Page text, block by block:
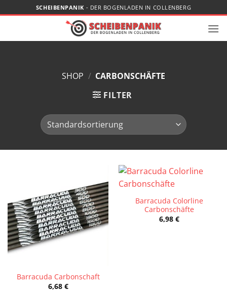
Inhalt
SCHEIBENPANIK - DER BOGENLADEN IN COLLENBERG
SHOP / CARBONSCHÄFTE
FILTER
Barracuda Carbonschaft
6,68 €
Barracuda Colorline
Carbonschäfte
6,98 €